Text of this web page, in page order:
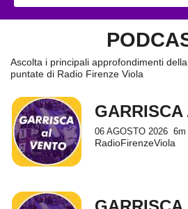
Ascolta i principali approfondimenti
puntate di Radio Firenze Viola
06 AGOSTO 2026 6m
RadioFirenzeViola